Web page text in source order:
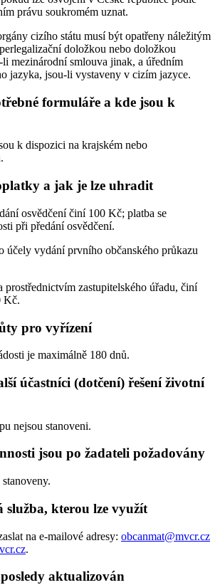
právu soukromém uznat.
cizího státu musí být opatřeny náležitým
doložkou nebo doložkou
mezinárodní smlouva jinak, a úředním
jazyka, jsou-li vystaveny v cizím jazyce.
formuláře a kde jsou k
k dispozici na krajském nebo
a jak je lze uhradit
osvědčení činí 100 Kč; platba se
při předání osvědčení.
účely vydání prvního občanského průkazu
prostřednictvím zastupitelského úřadu, činí
Kč.
pro vyřízení
je maximálně 180 dnů.
účastníci (dotčení) řešení životní
nejsou stanoveni.
jsou po žadateli požadovány
služba, kterou lze využít
na e-mailové adresy: obcanmat@mvcr.cz
.
aktualizován